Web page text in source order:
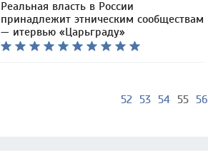
Реальная власть в России
принадлежит этническим сообществам
— итервью «Царьграду»
52 53 54 55 56